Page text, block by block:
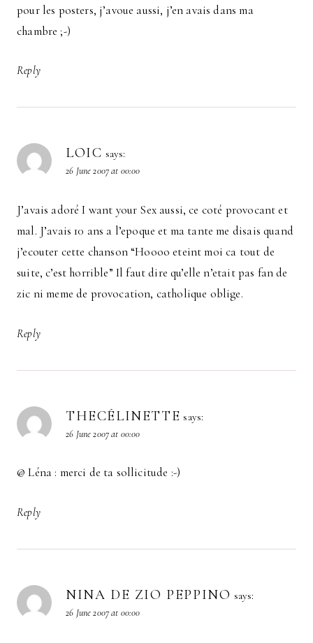
pour les posters, j’avoue aussi, j’en avais dans ma
chambre ;-)
Reply
LOIC says:
26 June 2007 at 00:00
J’avais adoré I want your Sex aussi, ce coté provocant et
mal. J’avais 10 ans a l’epoque et ma tante me disais quand
j’ecouter cette chanson “Hoooo eteint moi ca tout de
suite, c’est horrible” Il faut dire qu’elle n’etait pas fan de
zic ni meme de provocation, catholique oblige.
Reply
THECÉLINETTE says:
26 June 2007 at 00:00
@ Léna : merci de ta sollicitude :-)
Reply
NINA DE ZIO PEPPINO says:
26 June 2007 at 00:00